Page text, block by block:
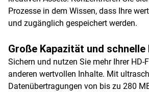
Prozesse in dem Wissen, dass Ihre
und zugänglich gespeichert werden.
Große Kapazität und schnelle
Sichern und nutzen Sie mehr Ihrer HD-
anderen wertvollen Inhalte. Mit
Datenübertragungen von bis zu 280